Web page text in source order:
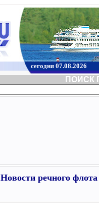
сегодня 07.08.2026
ПОИСК
Новости речного